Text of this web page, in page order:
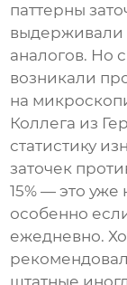
паттерны
выдерживали
аналогов. Но
возникали
на
Коллега из
статистику
заточек
15% — это уже
особенно
ежедневно.